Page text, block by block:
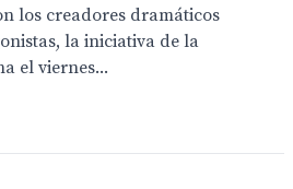
los creadores dramáticos
la iniciativa de la
el viernes...